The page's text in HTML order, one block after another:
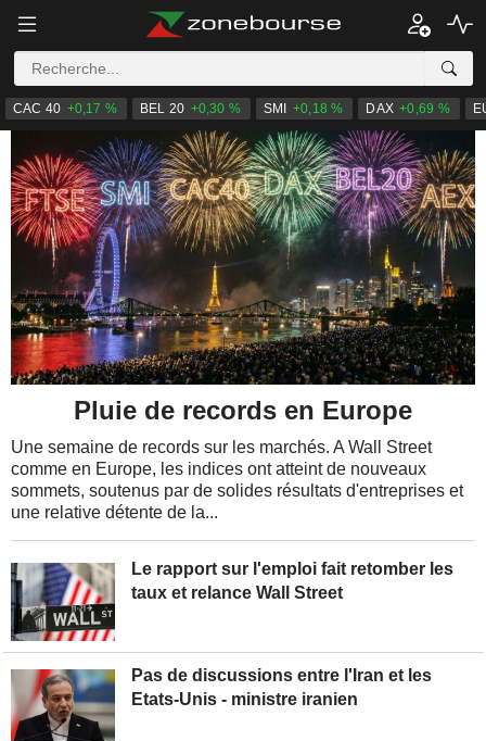
CAC 40 +0,17 % BEL 20 +0,30 % SMI +0,18 % DAX +0,69 %
Le rapport sur l'emploi fait retomber les
taux et relance Wall Street
Pas de discussions entre l'Iran et les
Etats-Unis - ministre iranien
Pluie de records en Europe
Une semaine de records sur les marchés. A Wall Street
comme en Europe, les indices ont atteint de nouveaux
sommets, soutenus par de solides résultats d'entreprises et
une relative détente de la...